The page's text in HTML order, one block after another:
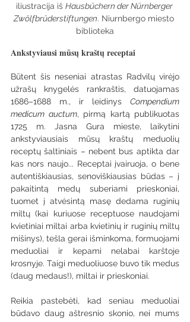
iliustracija iš Hausbüchern der Nürnberger
Zwölfbrüderstiftungen. Niurnbergo miesto
biblioteka
Ankstyviausi mūsų kraštų receptai
Būtent šis neseniai atrastas Radvilų virėjo
užrašų knygelės rankraštis, datuojamas
1686–1688 m., ir leidinys Compendium
medicum auctum, pirmą kartą publikuotas
1725 m. Jasna Gura mieste, laikytini
ankstyviausiais mūsų kraštų meduolių
receptų šaltiniais – nebent bus aptikta dar
kas nors naujo... Receptai įvairuoja, o bene
autentiškiausias, senoviškiausias būdas – į
pakaitintą medų suberiami prieskoniai,
tuomet į atvėsintą masę dedama ruginių
miltų (kai kuriuose receptuose naudojami
kvietiniai miltai arba kvietinių ir ruginių miltų
mišinys), tešla gerai išminkoma, formuojami
meduoliai ir kepami nelabai karštoje
krosnyje. Taigi meduoliuose buvo tik medus
(daug medaus!), miltai ir prieskoniai.
Reikia pastebėti, kad seniau meduoliai
būdavo daug aštresnio skonio, nei mums